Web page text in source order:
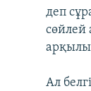
деп
сөйлей
арқылы
Ал